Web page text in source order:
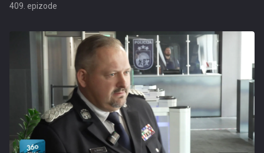
409. epizode